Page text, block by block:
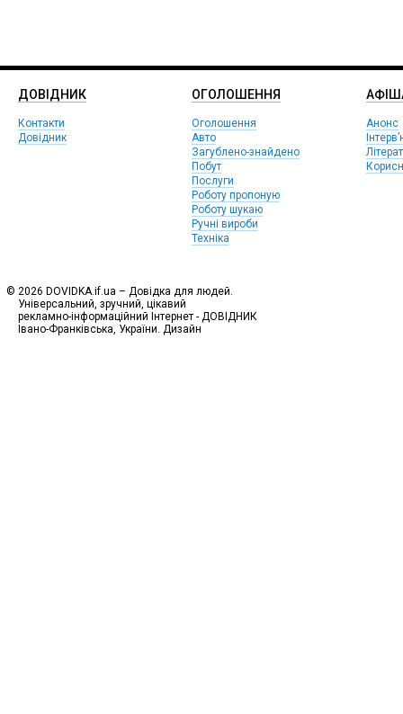
ДОВІДНИК
Контакти
Довідник
ОГОЛОШЕННЯ
Оголошення
Авто
Загублено-знайдено
Побут
Послуги
Роботу пропоную
Роботу шукаю
Ручні вироби
Техніка
Анонс
© 2026 DOVIDKA.if.ua – Довідка для людей.
Універсальний, зручний, цікавий
рекламно-інформаційний Інтернет - ДОВІДНИК
Івано-Франківська, України. Дизайн